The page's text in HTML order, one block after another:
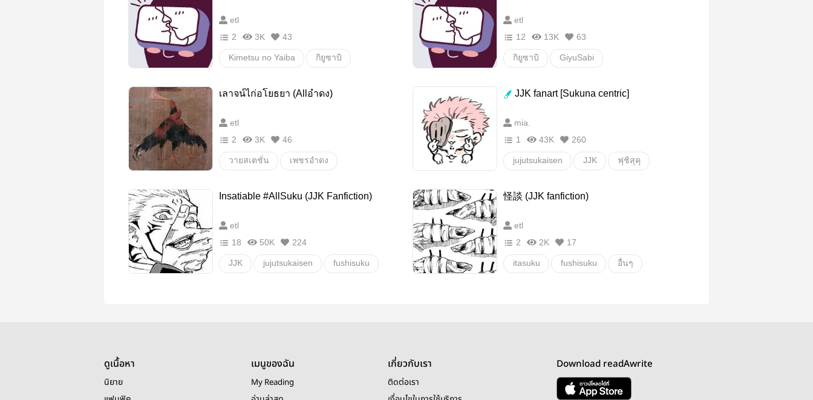
etl
2
3K 43
Kimetsu no Yaiba กิยูซาบิ
etl
12
13K 63
กิยูซาบิ GiyuSabi
วายสเตชั่น
เลาจน์ไก่อโยธยา (Allอำดง)
etl
2
3K 46
วายสเตชั่น เพชรอำดง
จี้เพ่าอำดง
จี่เพ้าอำดง
เพ็ชรอำดง
JJK fanart [Sukuna centric]
mia.
1
43K 260
jujutsukaisen JJK ฟุชิสุคุ
ช็อกโกแลต2025
Insatiable #AllSuku (JJK Fanfiction)
etl
18
50K 224
JJK jujutsukaisen fushisuku
怪談 (JJK fanfiction)
etl
2
2K 17
itasuku fushisuku อื่นๆ
ดูเนื้อหา
นิยาย
เมนูของฉัน
My Reading
เกี่ยวกับเรา
ติดต่อเรา
Download readAwrite